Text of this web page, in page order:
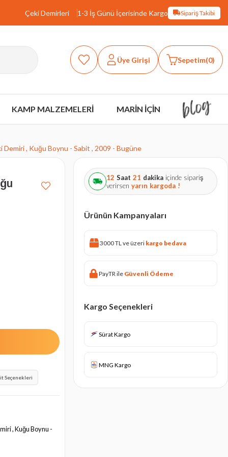
Çeki Demirleri 1-3 İş Günü İçerisinde Kargo Sipariş Takibi
Üye Girişi Sepetim 0
KAMP MALZEMELERİ MARİN İÇİN
Demiri , Kuğu Boynu - Sabit , 2009 - Bugüne
Seçenekleri
, Kuğu Boynu -
12 Saat 21 dakika içinde sipariş
verirsen yarın kargoda !
Ürünün Kampanyaları
3000 TL ve üzeri kargo bedava
PayTR ile Güvenli Ödeme
Kargo Seçenekleri
Sürat Kargo
MNG Kargo